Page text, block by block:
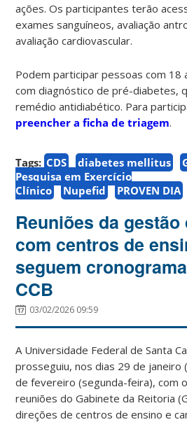
ações. Os participantes terão
exames sanguíneos, avaliação
avaliação cardiovascular.
Podem participar pessoas com 18
com diagnóstico de pré-diabetes,
remédio antidiabético. Para
preencher a ficha de triagem.
Tags: CDS diabetes mellitus
Pesquisa em Exercício
Clínico
Nupefid PROVEN DIA
Reuniões da gestão
com centros de
seguem
CCB
03/02/2026 09:59
A Universidade Federal de Santa
prosseguiu, nos dias 29 de janeiro
de fevereiro (segunda-feira), com
reuniões do Gabinete da Reitoria
direções de centros de ensino e